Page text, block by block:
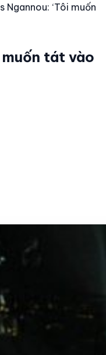
Ngannou: ‘Tôi muốn
muốn tát vào